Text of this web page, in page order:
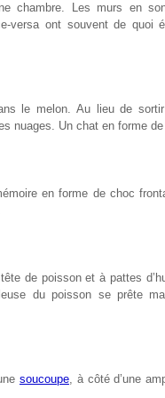
chambre. Les murs en
versa ont souvent de quoi
le melon. Au lieu de
nuages. Un chat en forme
en forme de choc
de poisson et à pattes
du poisson se prête
soucoupe, à côté d’une